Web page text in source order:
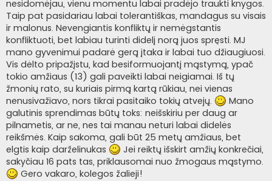
nesidomėjau, vienu momentu labai pradėjo traukti knygos.
Taip pat pasidariau labai tolerantiškas, mandagus su visais
ir malonus. Nevengiantis konfliktų ir nemėgstantis
konfliktuoti, bet labiau turinti didelį norą juos spręsti. MJ
mano gyvenimui padarė gerą įtaka ir labai tuo džiaugiuosi.
Vis dėlto pripažįstu, kad besiformuojantį mąstymą, ypač
tokio amžiaus (13) gali paveikti labai neigiamai. Iš tų
žmonių rato, su kuriais pirmą kartą rūkiau, nei vienas
nenusivažiavo, nors tikrai pasitaiko tokių atvejų.
Mano
galutinis sprendimas būtų toks: neišskiriu per daug ar
pilnametis, ar ne, nes tai manau neturi labai didelės
reikšmės. Kaip sakoma, gali būt 25 metų amžiaus, bet
elgtis kaip darželinukas
Jei reiktų išskirt amžių konkrečiai,
sakyčiau 16 pats tas, priklausomai nuo žmogaus mąstymo.
Gero vakaro, kolegos žalieji!